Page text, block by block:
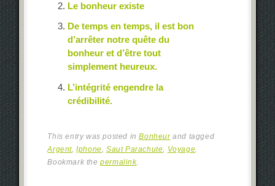
Le bonheur existe
De temps en temps, il est bon
d’arrêter notre quête du
bonheur et d’être tout
simplement heureux.
L’intégrité engendre la
crédibilité.
This entry was posted inBonheurand tagged
Argent,Iphone,Saut Parachute, Voyage.
Bookmark thepermalink.